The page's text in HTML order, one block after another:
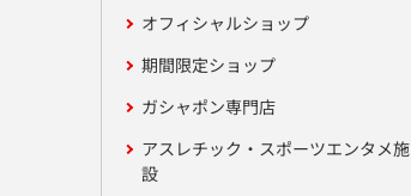
オフィシャルショップ
期間限定ショップ
ガシャポン専門店
アスレチック・スポーツエンタメ施
設